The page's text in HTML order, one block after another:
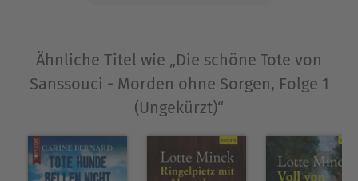
Ähnliche Titel wie „Die schöne Tote von
Sanssouci - Morden ohne Sorgen, Folge 1
(Ungekürzt)“